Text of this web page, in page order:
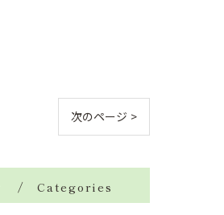
次のページ >
Categories